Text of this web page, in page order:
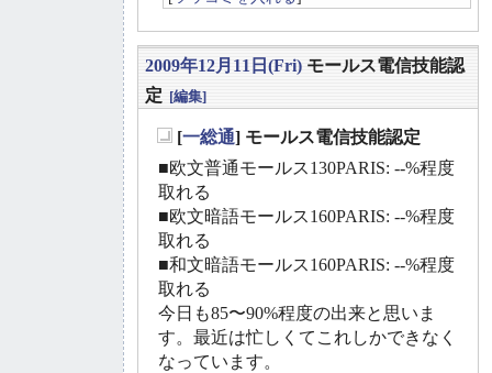
2009年12月11日(Fri) モールス電信技能認
定 [編集]
[一総通] モールス電信技能認定
■欧文普通モールス130PARIS: --%程度
取れる
■欧文暗語モールス160PARIS: --%程度
取れる
■和文暗語モールス160PARIS: --%程度
取れる
今日も85〜90%程度の出来と思いま
す。最近は忙しくてこれしかできなく
なっています。